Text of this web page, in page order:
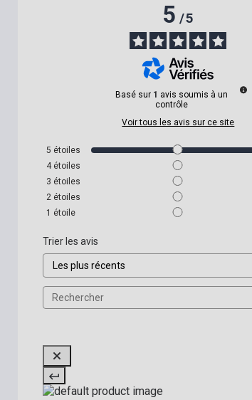
5/5
Basé sur 1 avis soumis à un
contrôle
Voir tous les avis sur ce site
5 étoiles
4 étoiles
3 étoiles
2 étoiles
1 étoile
Trier les avis